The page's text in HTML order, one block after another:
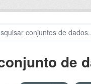
de